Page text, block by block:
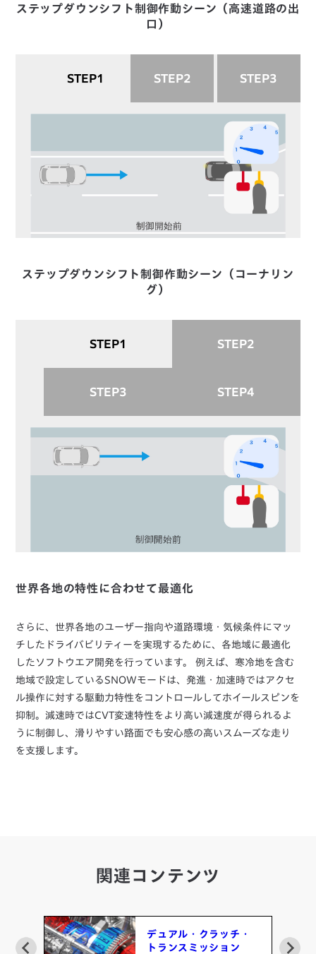
ステップダウンシフト制御作動シーン（高速道路の出
口）
STEP1 STEP2 STEP3
ステップダウンシフト制御作動シーン（コーナリン
グ）
STEP1 STEP2
STEP3 STEP4
世界各地の特性に合わせて最適化
さらに、世界各地のユーザー指向や道路環境・気候条件にマッ
チしたドライバビリティーを実現するために、各地域に最適化
したソフトウエア開発を行っています。 例えば、寒冷地を含む
地域で設定しているSNOWモードは、発進・加速時ではアクセ
ル操作に対する駆動力特性をコントロールしてホイールスピンを
抑制。減速時ではCVT変速特性をより高い減速度が得られるよ
うに制御し、滑りやすい路面でも安心感の高いスムーズな走り
を支援します。
関連コンテンツ
ョン
Honda Super
Handlingへの挑戦